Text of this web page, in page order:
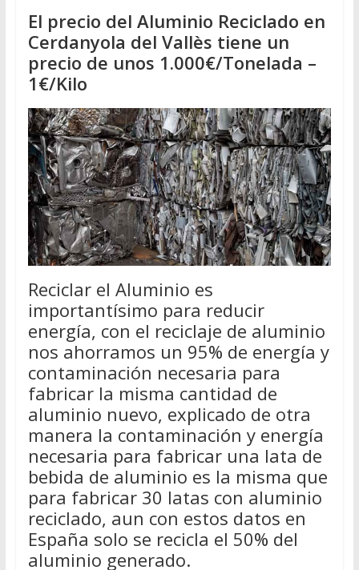
El precio del Aluminio Reciclado en
Cerdanyola del Vallès tiene un
precio de unos 1.000€/Tonelada –
1€/Kilo
Reciclar el Aluminio es
importantísimo para reducir
energía, con el reciclaje de aluminio
nos ahorramos un 95% de energía y
contaminación necesaria para
fabricar la misma cantidad de
aluminio nuevo, explicado de otra
manera la contaminación y energía
necesaria para fabricar una lata de
bebida de aluminio es la misma que
para fabricar 30 latas con aluminio
reciclado, aun con estos datos en
España solo se recicla el 50% del
aluminio generado.